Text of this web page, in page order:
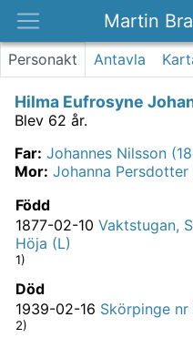
Martin
Platser
Om
Kontakt
Personakt Antavla
Hilma Eufrosyne
Blev 62 år.
Far: Johannes Nilsson
Mor: Johanna Persdotter
Född
1877-02-10 Vaktstugan,
Höja (L)
1)
Död
1939-02-16 Skörpinge
2)